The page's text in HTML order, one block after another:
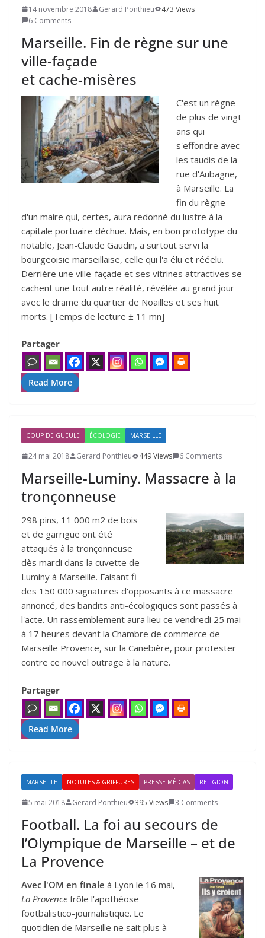
14 novembre 2018 Gerard Ponthieu
473 Views
6 Comments
Marseille. Fin de règne sur une
ville-façade
et cache-misères
C'est un règne
de plus de vingt
ans qui
s'effondre avec
les taudis de la
rue d'Aubagne,
à Marseille. La
fin du règne
d'un maire qui, certes, aura redonné du lustre à la
capitale portuaire déchue. Mais, en bon prototype du
notable, Jean-Claude Gaudin, a surtout servi la
bourgeoisie marseillaise, celle qui l'a élu et rééelu.
Derrière une ville-façade et ses vitrines attractives se
cachent une tout autre réalité, révélée au grand jour
avec le drame du quartier de Noailles et ses huit
morts. [Temps de lecture ± 11 mn]
Partager
Read More
COUP DE GUEULE ÉCOLOGIE MARSEILLE
24 mai 2018 Gerard Ponthieu 449 Views 6 Comments
Marseille-Luminy. Massacre à la
tronçonneuse
298 pins, 11 000 m2 de bois
et de garrigue ont été
attaqués à la tronçonneuse
dès mardi dans la cuvette de
Luminy à Marseille. Faisant fi
des 150 000 signatures d'opposants à ce massacre
annoncé, des bandits anti-écologiques sont passés à
l'acte. Un rassemblement aura lieu ce vendredi 25 mai
à 17 heures devant la Chambre de commerce de
Marseille Provence, sur la Canebière, pour protester
contre ce nouvel outrage à la nature.
Partager
Read More
MARSEILLE NOTULES & GRIFFURES PRESSE-MÉDIAS RELIGION
5 mai 2018 Gerard Ponthieu 395 Views 3 Comments
Football. La foi au secours de
l’Olympique de Marseille – et de
La Provence
Avec l'OM en finale à Lyon le 16 mai,
La Provence frôle l'apothéose
footbalistico-journalistique. Le
quotidien de Marseille ne sait plus à